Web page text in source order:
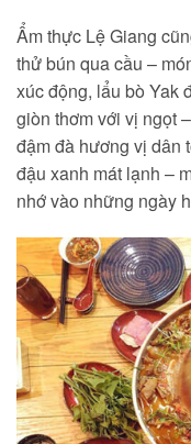
Ẩm thực Lệ Giang
thử bún qua cầu –
xúc động, lẩu bò Yak
giòn thơm với vị ngọt
đậm đà hương vị dân
đậu xanh mát lạnh –
nhớ vào những ngày